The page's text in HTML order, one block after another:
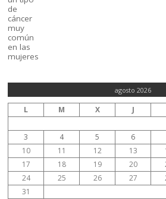
agosto 2026
L M X J
3
4 5 6
10
11 12 13
17
18 19 20
24
25 26 27
31